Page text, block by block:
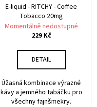
E-liquid - RITCHY - Coffee
Tobacco 20mg
Momentálně nedostupné
229 Kč
DETAIL
Úžasná kombinace výrazné
kávy a jemného tabáčku pro
všechny fajnšmekry.